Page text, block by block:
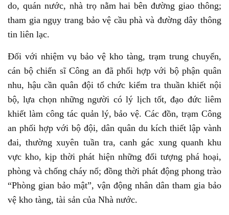
do, quán nước, nhà trọ nằm hai bên đường giao thông;
tham gia ngụy trang bảo vệ cầu phà và đường dây thông
tin liên lạc.
Đối với nhiệm vụ bảo vệ kho tàng, trạm trung chuyển,
cán bộ chiến sĩ Công an đã phối hợp với bộ phận quân
nhu, hậu cần quân đội tổ chức kiểm tra thuần khiết nội
bộ, lựa chọn những người có lý lịch tốt, đạo đức liêm
khiết làm công tác quản lý, bảo vệ. Các đồn, trạm Công
an phối hợp với bộ đội, dân quân du kích thiết lập vành
đai, thường xuyên tuần tra, canh gác xung quanh khu
vực kho, kịp thời phát hiện những đối tượng phá hoại,
phòng và chống cháy nổ; đồng thời phát động phong trào
“Phòng gian bảo mật”, vận động nhân dân tham gia bảo
vệ kho tàng, tài sản của Nhà nước.